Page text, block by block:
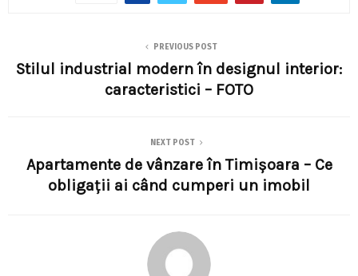
PREVIOUS POST
Stilul industrial modern în designul interior:
caracteristici – FOTO
NEXT POST
Apartamente de vânzare în Timișoara – Ce
obligații ai când cumperi un imobil